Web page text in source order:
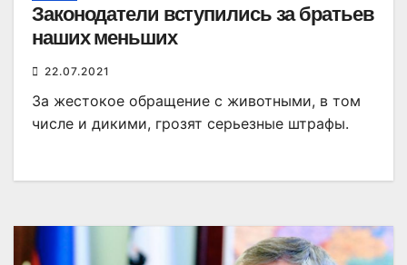
Законодатели вступились за братьев
наших меньших
22.07.2021
За жестокое обращение с животными, в том
числе и дикими, грозят серьезные штрафы.